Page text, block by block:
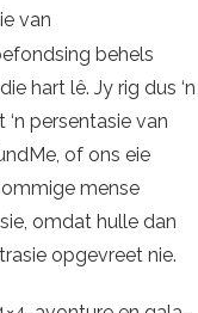
van
behels
hart lê. Jy rig dus ‘n
persentasie van
of ons eie
mense
omdat hulle dan
opgevreet nie.